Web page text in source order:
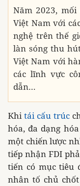
Năm 2023,
Việt Nam với
nghệ trên thế
làn sóng thu
Việt Nam với
các lĩnh vực
dẫn…
Khitái cấu trúc
hóa, đa dạng
một chiến lược
tiếp nhận FDI
tiến có mục tiêu
nhân tố chủ